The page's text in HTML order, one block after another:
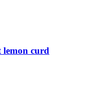
lemon curd